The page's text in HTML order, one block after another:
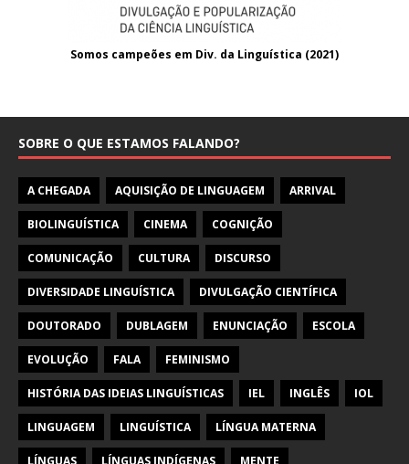
Somos campeões em Div. da Linguística (2021)
SOBRE O QUE ESTAMOS FALANDO?
A CHEGADA AQUISIÇÃO DE LINGUAGEM ARRIVAL
BIOLINGUÍSTICA CINEMA COGNIÇÃO
COMUNICAÇÃO CULTURA DISCURSO
DIVERSIDADE LINGUÍSTICA DIVULGAÇÃO CIENTÍFICA
DOUTORADO DUBLAGEM ENUNCIAÇÃO ESCOLA
EVOLUÇÃO FALA FEMINISMO
HISTÓRIA DAS IDEIAS LINGUÍSTICAS IEL INGLÊS IOL
LINGUAGEM LINGUÍSTICA LÍNGUA MATERNA
LÍNGUAS LÍNGUAS INDÍGENAS MENTE